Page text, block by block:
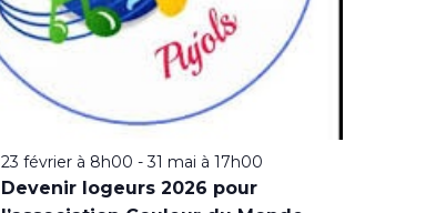
23 février à 8h00 -31 mai à 17h00
Devenir logeurs 2026 pour